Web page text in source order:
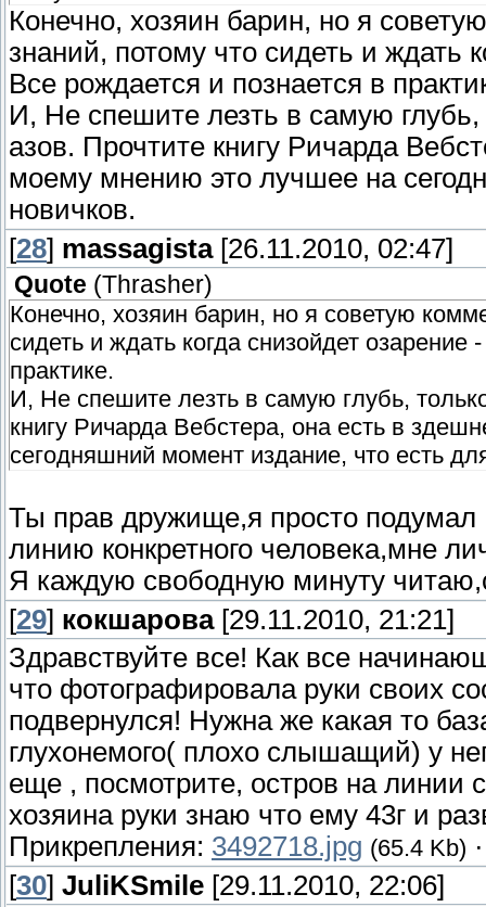
Конечно, хозяин барин, но я
знаний, потому что сидеть и ждать
Все рождается и познается в
И, Не спешите лезть в самую глубь,
азов. Прочтите книгу Ричарда
моему мнению это лучшее на
новичков.
[28] massagista[26.11.2010, 02:47]
Quote (Thrasher)
Конечно, хозяин барин, но я советую
сидеть и ждать когда снизойдет
практике.
И, Не спешите лезть в самую глубь,
книгу Ричарда Вебстера, она есть в
сегодняшний момент издание, что есть
Ты прав дружище,я просто
линию конкретного человека,мне
Я каждую свободную минуту
[29] кокшарова[29.11.2010, 21:21]
Здравствуйте все! Как все
что фотографировала руки своих
подвернулся! Нужна же какая то
глухонемого( плохо слышащий) у
еще , посмотрите, остров на линии
хозяина руки знаю что ему 43г и
Прикрепления: 3492718.jpg (65.4 Kb)
[30] JuliKSmile [29.11.2010, 22:06]